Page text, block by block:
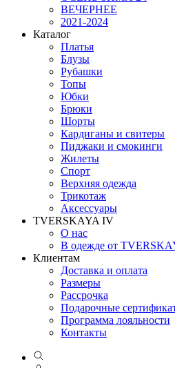
ВЕЧЕРНЕЕ
2021-2024
Каталог
Платья
Блузы
Рубашки
Топы
Юбки
Брюки
Шорты
Кардиганы и свитеры
Пиджаки и смокинги
Жилеты
Спорт
Верхняя одежда
Трикотаж
Аксессуары
TVERSKAYA IV
О нас
В одежде от
Клиентам
Доставка и оплата
Размеры
Рассрочка
Подарочные
Программа лояльности
Контакты